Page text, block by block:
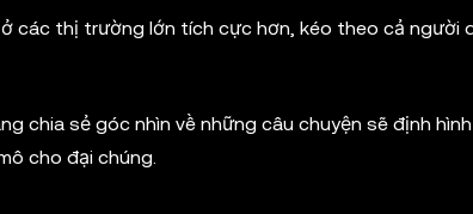
các thị trường lớn tích cực hơn, kéo theo cả người
chia sẻ góc nhìn về những câu chuyện sẽ định
cho đại chúng.